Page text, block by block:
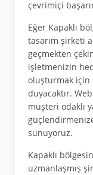
çevrimiçi
Eğer Kapaklı
tasarım şirketi
geçmekten
işletmenizin
oluşturmak için
duyacaktır.
müşteri odaklı
sunuyoruz.
Kapaklı
uzmanlaşmış